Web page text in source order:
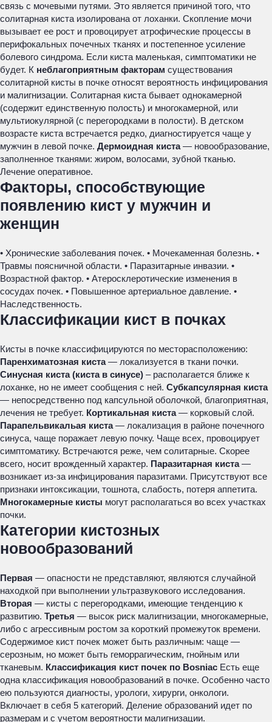
связь с мочевыми путями. Это является причиной того, что
солитарная киста изолирована от лоханки. Скопление мочи
вызывает ее рост и провоцирует атрофические процессы в
перифокальных почечных тканях и постепенное усиление
болевого синдрома. Если киста маленькая, симптоматики не
будет. К неблагоприятным факторам существования
солитарной кисты в почке относят вероятность инфицирования
и малигнизации. Солитарная киста бывает однокамерной
(содержит единственную полость) и многокамерной, или
мультиокулярной (с перегородками в полости). В детском
возрасте киста встречается редко, диагностируется чаще у
мужчин в левой почке. Дермоидная киста— новообразование,
заполненное тканями: жиром, волосами, зубной тканью.
Лечение оперативное.
Факторы, способствующие
появлению кист у мужчин и
женщин
• Хронические заболевания почек. • Мочекаменная болезнь. •
Травмы поясничной области. • Паразитарные инвазии. •
Возрастной фактор. • Атеросклеротические изменения в
сосудах почек. • Повышенное артериальное давление. •
Наследственность.
Классификации кист в почках
Кисты в почке классифицируются по месторасположению:
Паренхиматозная киста— локализуется в ткани почки.
Синусная киста (киста в синусе) – располагается ближе к
лоханке, но не имеет сообщения с ней. Субкапсулярная киста
— непосредственно под капсульной оболочкой, благоприятная,
лечения не требует. Кортикальная киста— корковый слой.
Парапельвикальая киста— локализация в районе почечного
синуса, чаще поражает левую почку. Чаще всех, провоцирует
симптоматику. Встречаются реже, чем солитарные. Скорее
всего, носит врожденный характер. Паразитарная киста—
возникает из-за инфицирования паразитами. Присутствуют все
признаки интоксикации, тошнота, слабость, потеря аппетита.
Многокамерные кисты могут располагаться во всех участках
почки.
Категории кистозных
новообразований
Первая — опасности не представляют, являются случайной
находкой при выполнении ультразвукового исследования.
Вторая — кисты с перегородками, имеющие тенденцию к
развитию. Третья — высок риск малигнизации, многокамерные,
либо с агрессивным ростом за короткий промежуток времени.
Содержимое кист почек может быть различным: чаще —
серозным, но может быть геморрагическим, гнойным или
тканевым. Классификация кист почек по Bosniac Есть еще
одна классификация новообразований в почке. Особенно часто
ею пользуются диагносты, урологи, хирурги, онкологи.
Включает в себя 5 категорий. Деление образований идет по
размерам и с учетом вероятности малигнизации.